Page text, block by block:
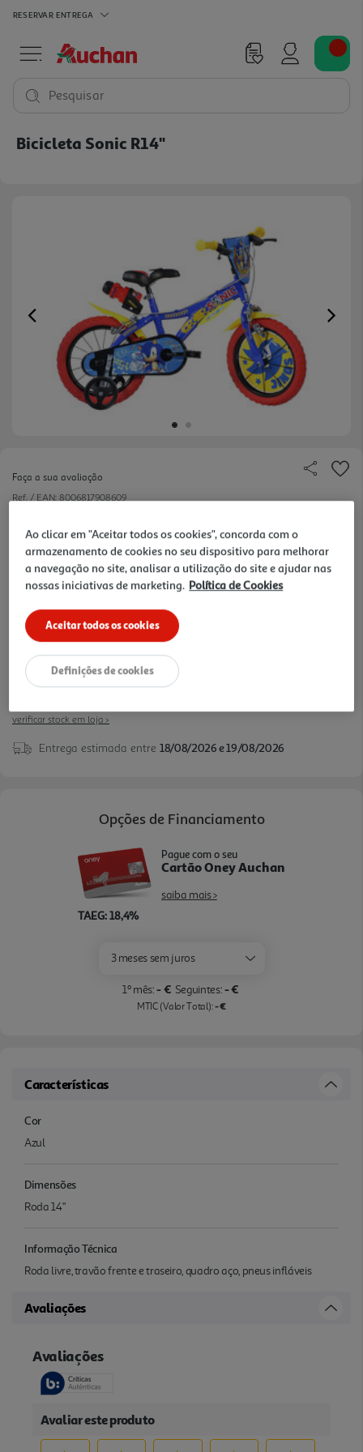
RESERVAR ENTREGA
Pesquisar
Bicicleta Sonic R14"
Previous
Faça a sua avaliação
Ref. / EAN: 8006817908609
139,99 €
Exclusivo online
Desde 25/10/2024
verificar stock em loja >
Entrega estimada entre 18/08/2026 e 19/08/2026
Opções de Financiamento
TAEG: 18,4%
Pague com o seu
Cartão Oney Auchan
saiba mais >
3 meses sem juros
1º mês:- € Seguintes:- €
MTIC (Valor Total):- €
Características
Cor
Azul
Dimensões
Roda 14"
Informação Técnica
Roda livre, travão frente e traseiro, quadro aço, pneus infláveis
Avaliações
Ao clicar em "Aceitar todos os cookies", concorda com o
armazenamento de cookies no seu dispositivo para melhorar
a navegação no site, analisar a utilização do site e ajudar nas
nossas iniciativas de marketing. Política de Cookies
Aceitar todos os cookies
Definições de cookies